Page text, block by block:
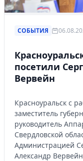
СОБЫТИЯ
посетили
Вервейн
Красноуральск с
заместитель
руководитель
Свердловской
Администрацией
Александр Вервейн